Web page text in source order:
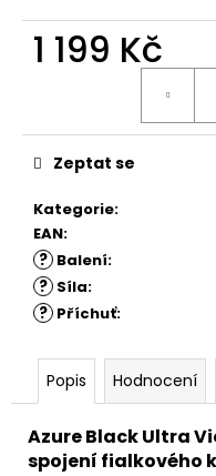
1 199 Kč
Kategorie:
EAN:
? Balení:
? Síla:
? Příchuť:
Zeptat se
Popis Hodnocení
Azure Black Ultra
spojení fialkového